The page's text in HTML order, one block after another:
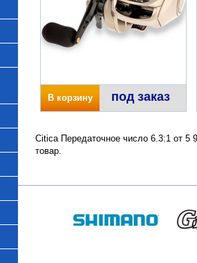
В корзину под заказ
Citica Передаточное число 6.3:1 от 5
товар.